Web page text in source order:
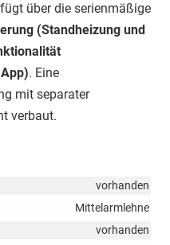
über die serienmäßige
(Standheizung und
. Eine
mit separater
verbaut.
vorhanden
Mittelarmlehne
vorhanden